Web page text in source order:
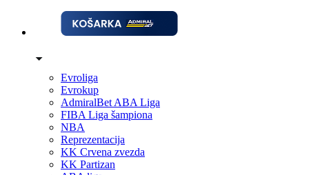
Evroliga
Evrokup
AdmiralBet ABA Liga
FIBA Liga šampiona
NBA
Reprezentacija
KK Crvena zvezda
KK Partizan